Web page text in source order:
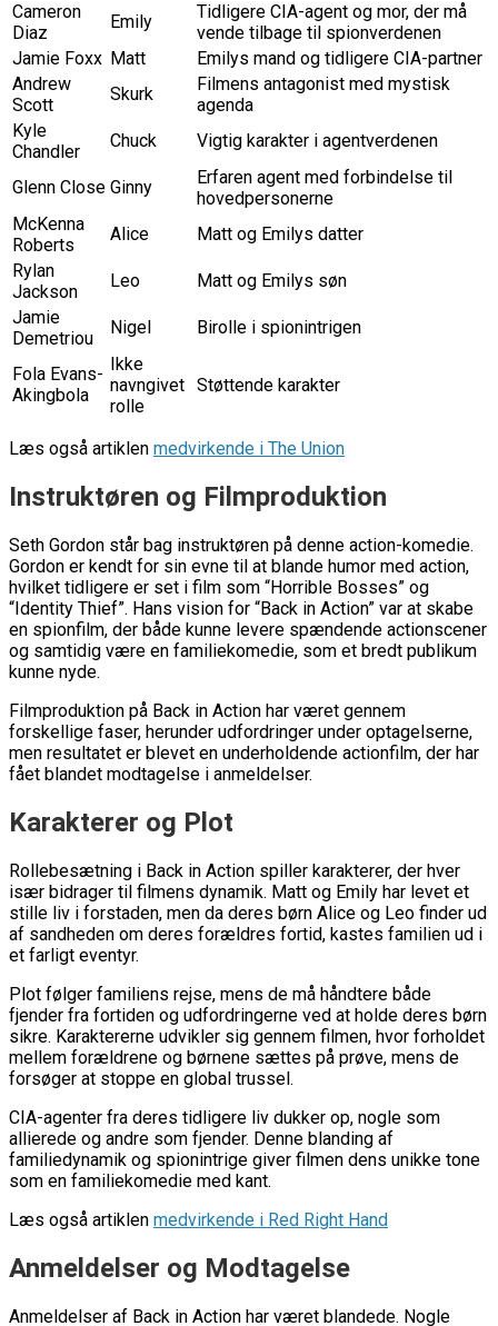
Cameron
Diaz
Emily
Tidligere CIA-agent og mor, der må
vende tilbage til spionverdenen
Jamie Foxx Matt
Emilys mand og tidligere CIA-partner
Andrew
Scott
Skurk
Filmens antagonist med mystisk
agenda
Kyle
Chandler
Chuck Vigtig karakter i agentverdenen
Glenn Close Ginny
Erfaren agent med forbindelse til
hovedpersonerne
McKenna
Roberts
Alice
Matt og Emilys datter
Rylan
Jackson
Leo
Matt og Emilys søn
Jamie
Demetriou
Nigel Birolle i spionintrigen
Fola Evans-
Akingbola
Ikke
navngivet
rolle
Støttende karakter
Læs også artiklen medvirkende i The Union
Instruktøren og Filmproduktion
Seth Gordon står bag instruktøren på denne action-komedie.
Gordon er kendt for sin evne til at blande humor med action,
hvilket tidligere er set i film som “Horrible Bosses” og
“Identity Thief”. Hans vision for “Back in Action” var at skabe
en spionfilm, der både kunne levere spændende actionscener
og samtidig være en familiekomedie, som et bredt publikum
kunne nyde.
Filmproduktion på Back in Action har været gennem
forskellige faser, herunder udfordringer under optagelserne,
men resultatet er blevet en underholdende actionfilm, der har
fået blandet modtagelse i anmeldelser.
Karakterer og Plot
Rollebesætning i Back in Action spiller karakterer, der hver
især bidrager til filmens dynamik. Matt og Emily har levet et
stille liv i forstaden, men da deres børn Alice og Leo finder ud
af sandheden om deres forældres fortid, kastes familien ud i
et farligt eventyr.
Plot følger familiens rejse, mens de må håndtere både
fjender fra fortiden og udfordringerne ved at holde deres børn
sikre. Karaktererne udvikler sig gennem filmen, hvor forholdet
mellem forældrene og børnene sættes på prøve, mens de
forsøger at stoppe en global trussel.
CIA-agenter fra deres tidligere liv dukker op, nogle som
allierede og andre som fjender. Denne blanding af
familiedynamik og spionintrige giver filmen dens unikke tone
som en familiekomedie med kant.
Læs også artiklen medvirkende i Red Right Hand
Anmeldelser og Modtagelse
Anmeldelser af Back in Action har været blandede. Nogle